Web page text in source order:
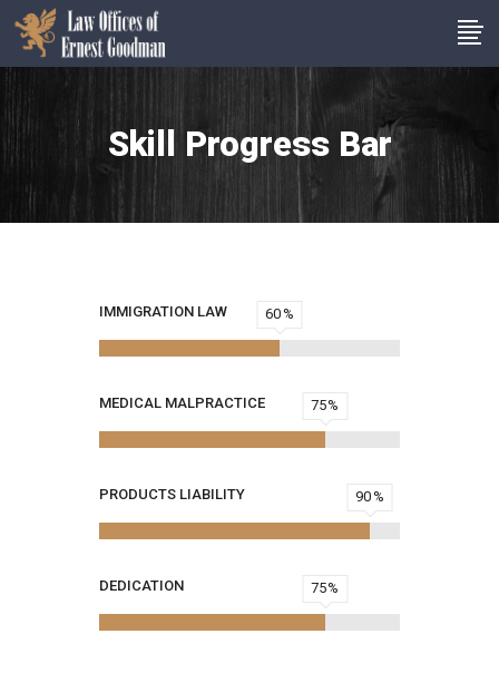
Skill Progress Bar
IMMIGRATION LAW 60
MEDICAL MALPRACTICE 75
PRODUCTS LIABILITY 90
DEDICATION 75